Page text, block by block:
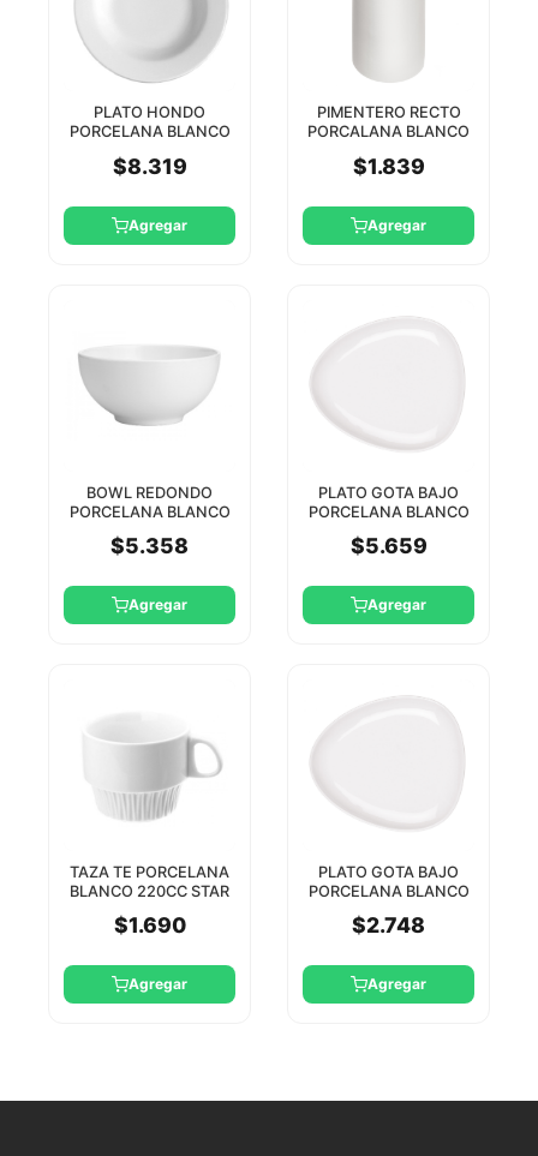
PLATO HONDO
PORCELANA BLANCO
$8.319
Agregar
PIMENTERO RECTO
PORCALANA BLANCO
$1.839
Agregar
BOWL REDONDO
PORCELANA BLANCO
$5.358
Agregar
PLATO GOTA BAJO
PORCELANA BLANCO
$5.659
Agregar
TAZA TE PORCELANA
BLANCO 220CC STAR
$1.690
Agregar
PLATO GOTA BAJO
PORCELANA BLANCO
$2.748
Agregar